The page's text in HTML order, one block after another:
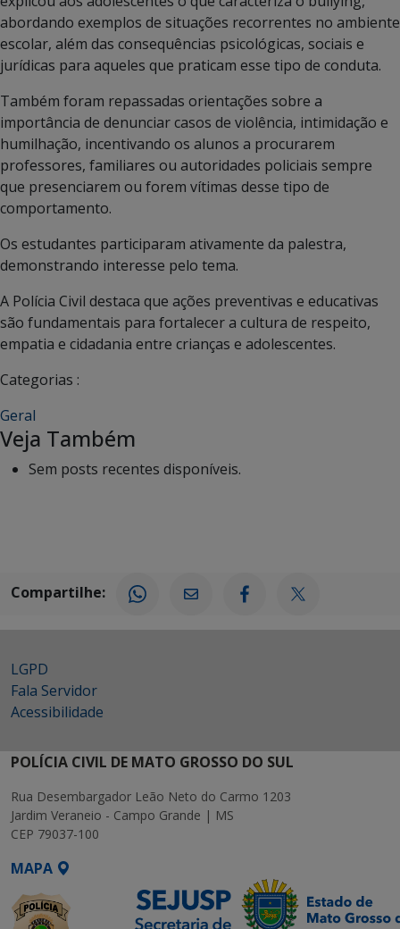
abordando exemplos de situações recorrentes no ambiente
escolar, além das consequências psicológicas, sociais e
jurídicas para aqueles que praticam esse tipo de conduta.
Também foram repassadas orientações sobre a
importância de denunciar casos de violência, intimidação e
humilhação, incentivando os alunos a procurarem
professores, familiares ou autoridades policiais sempre
que presenciarem ou forem vítimas desse tipo de
comportamento.
Os estudantes participaram ativamente da palestra,
demonstrando interesse pelo tema.
A Polícia Civil destaca que ações preventivas e educativas
são fundamentais para fortalecer a cultura de respeito,
empatia e cidadania entre crianças e adolescentes.
Categorias :
Geral
Veja Também
Sem posts recentes disponíveis.
Compartilhe:
LGPD
Fala Servidor
Acessibilidade
POLÍCIA CIVIL DE MATO GROSSO DO SUL
Rua Desembargador Leão Neto do Carmo 1203
Jardim Veraneio - Campo Grande | MS
CEP 79037-100
MAPA